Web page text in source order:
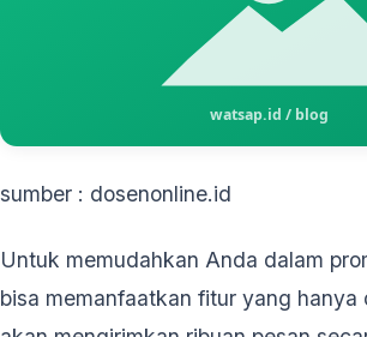
sumber : dosenonline.id
Untuk memudahkan Anda dalam
bisa memanfaatkan fitur yang hanya